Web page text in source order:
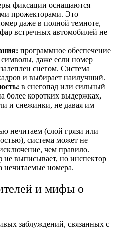
фиксации оснащаются
прожекторами. Это
даже в полной темноте,
встречных автомобилей не
программное обеспечение
даже если номер
снегом. Система
и выбирает наилучший.
в снегопад или сильный
более коротких выдержках,
и снежинки, не давая им
нечитаем (слой грязи или
система может не
чем правило.
выписывает, но инспектор
нечитаемые номера.
и мифы о
заблуждений, связанных с